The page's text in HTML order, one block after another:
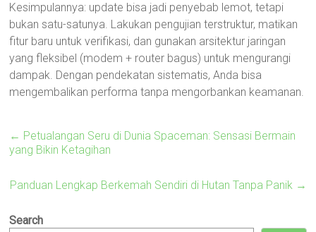
Kesimpulannya: update bisa jadi penyebab lemot, tetapi
bukan satu-satunya. Lakukan pengujian terstruktur, matikan
fitur baru untuk verifikasi, dan gunakan arsitektur jaringan
yang fleksibel (modem + router bagus) untuk mengurangi
dampak. Dengan pendekatan sistematis, Anda bisa
mengembalikan performa tanpa mengorbankan keamanan.
← Petualangan Seru di Dunia Spaceman: Sensasi Bermain
yang Bikin Ketagihan
Panduan Lengkap Berkemah Sendiri di Hutan Tanpa Panik →
Search